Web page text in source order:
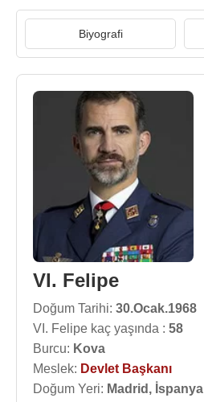
Biyografi
VI. Felipe
Doğum Tarihi: 30.Ocak.1968
VI. Felipe kaç yaşında : 58
Burcu: Kova
Meslek: Devlet Başkanı
Doğum Yeri: Madrid, İspanya